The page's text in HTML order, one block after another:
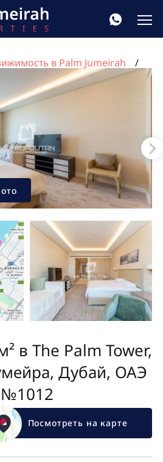
в Palm Jumeirah
Palm Tower, Пальма Джумейра,
ОАЭ №1012
в The Palm Tower,
Дубай, ОАЭ
№1012
Посмотреть на карте